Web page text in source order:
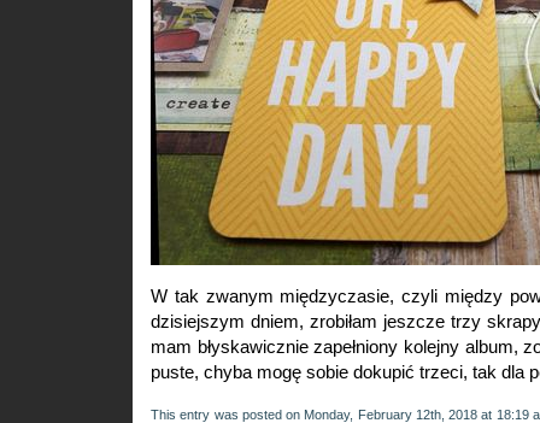
W tak zwanym międzyczasie, czyli między
dzisiejszym dniem, zrobiłam jeszcze trzy
mam błyskawicznie zapełniony kolejny album,
puste, chyba mogę sobie dokupić trzeci, tak dla
This entry was posted on Monday, February 12th, 2018 at 18:19